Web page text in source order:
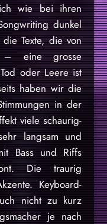
wie bei ihren
dunkel
Texte, die von
– eine grosse
oder Leere ist
haben wir die
in der
viele schaurig-
langsam und
Bass und Riffs
Die traurig
Keyboard-
nicht zu kurz
je nach